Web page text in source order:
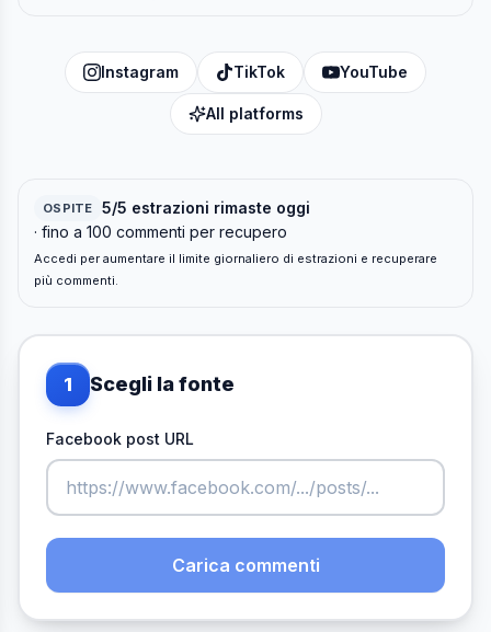
Instagram TikTok YouTube
All platforms
OSPITE
5/5 estrazioni rimaste oggi
· fino a 100 commenti per recupero
Accedi per aumentare il limite giornaliero di estrazioni e recuperare
più commenti.
1 Scegli la fonte
Facebook post URL
Carica commenti